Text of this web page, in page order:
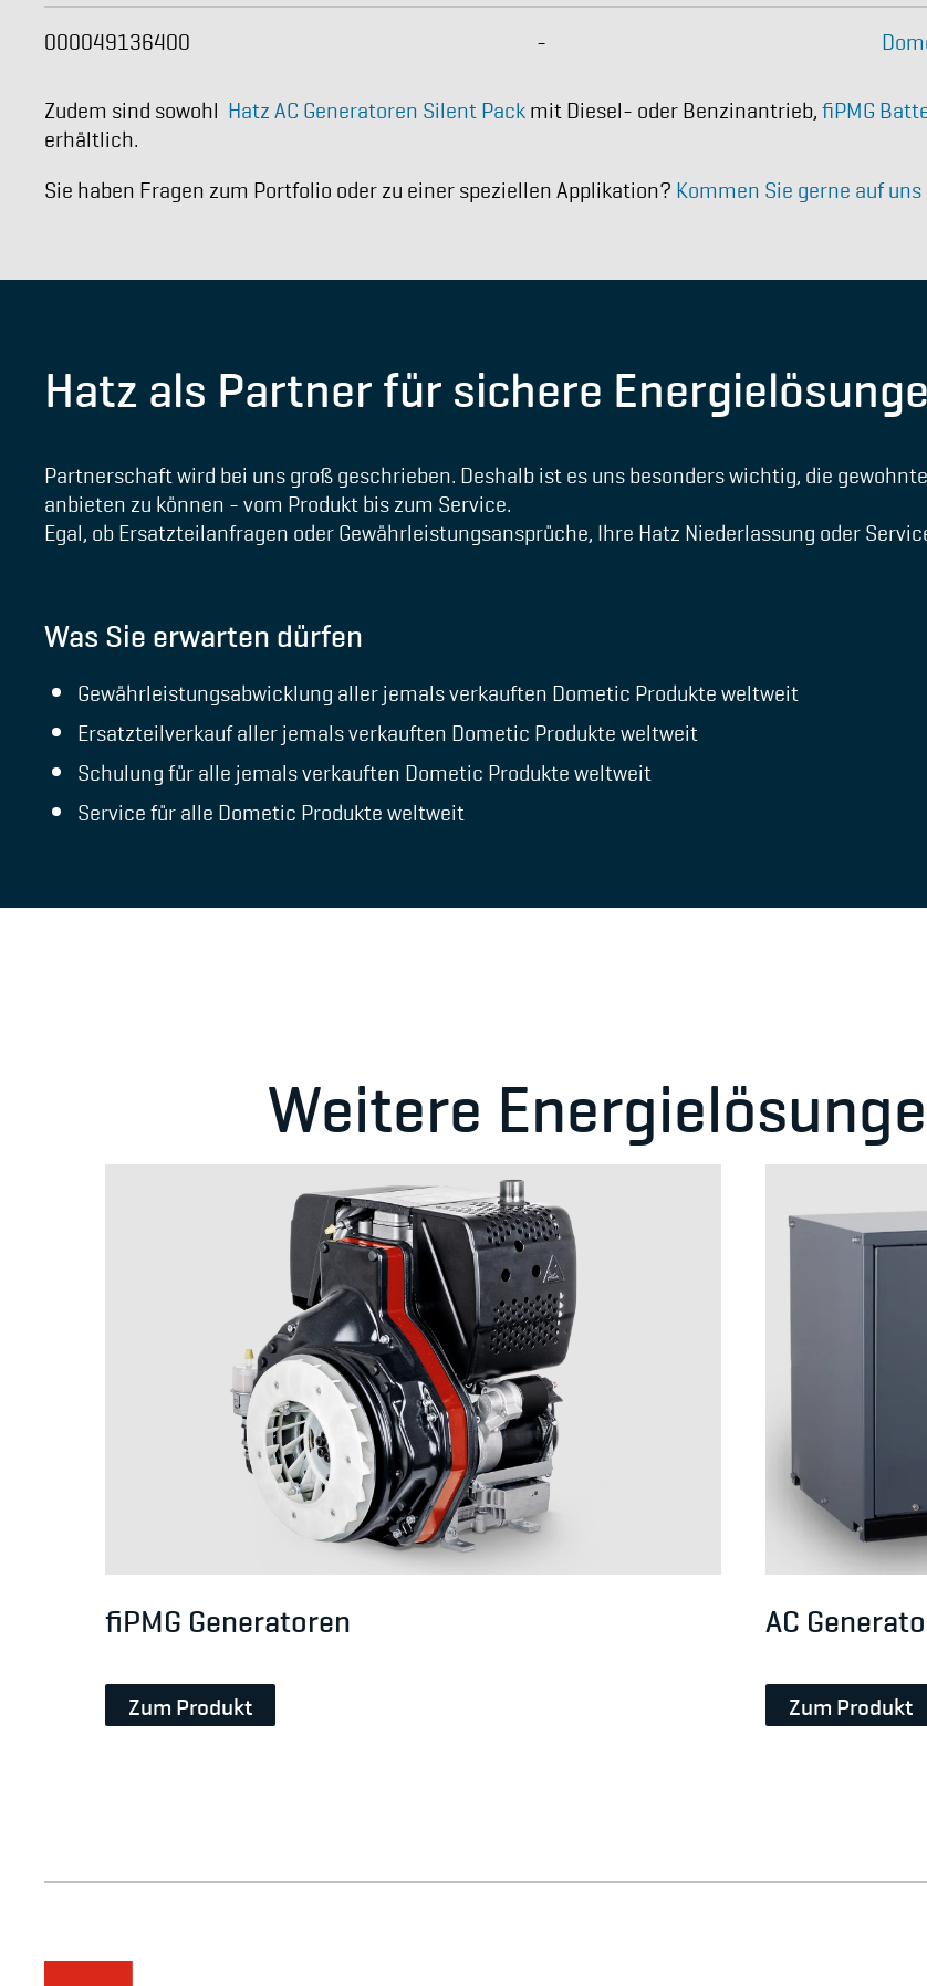
000049136400
-
Zudem sind sowohl Hatz AC Generatoren Silent Packmit Diesel- oder Benzinantrieb,fiPMG
erhältlich.
Sie haben Fragen zum Portfolio oder zu einer speziellen Applikation? Kommen Sie gerne auf uns
Hatz als Partner für sichere
Partnerschaft wird bei uns groß geschrieben. Deshalb ist es uns besonders wichtig, die
anbieten zu können - vom Produkt bis zum Service.
Egal, ob Ersatzteilanfragen oder Gewährleistungsansprüche, Ihre Hatz Niederlassung oder
Was Sie erwarten dürfen
Gewährleistungsabwicklung aller jemals verkauften Dometic Produkte weltweit
Ersatzteilverkauf aller jemals verkauften Dometic Produkte weltweit
Schulung für alle jemals verkauften Dometic Produkte weltweit
Service für alle Dometic Produkte weltweit
Weitere
fiPMG Generatoren
Zum Produkt
AC
Zum Produkt